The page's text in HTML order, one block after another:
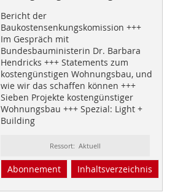
Bericht der
Baukostensenkungskomission +++
Im Gespräch mit
Bundesbauministerin Dr. Barbara
Hendricks +++ Statements zum
kostengünstigen Wohnungsbau, und
wie wir das schaffen können +++
Sieben Projekte kostengünstiger
Wohnungsbau +++ Spezial: Light +
Building
Ressort: Aktuell
Abonnement Inhaltsverzeichnis